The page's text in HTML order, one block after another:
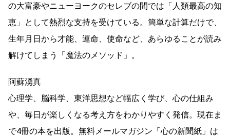
の大富豪やニューヨークのセレブの間では「人類最高の知
恵」として熱烈な支持を受けている。簡単な計算だけで、
生年月日から才能、運命、使命など、あらゆることが読み
解けてしまう「魔法のメソッド」。
阿蘇湧真
心理学、脳科学、東洋思想など幅広く学び、心の仕組み
や、毎日が楽しくなる考え方をわかりやすく発信。現在ま
で4冊の本を出版。無料メールマガジン「心の新聞紙」は